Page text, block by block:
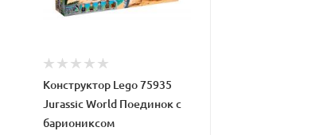
Конструктор Lego 75935
Jurassic World Поединок с
бариониксом